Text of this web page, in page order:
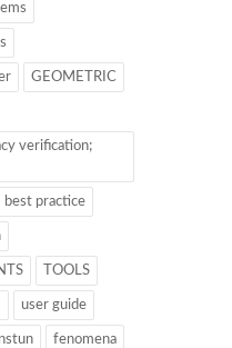
GEOMETRIC
verification;
best practice
TOOLS
user guide
fenomena